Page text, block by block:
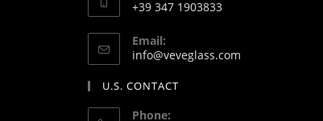
+39 347 1903833
Email:
info@veveglass.com
U.S. CONTACT
Phone: